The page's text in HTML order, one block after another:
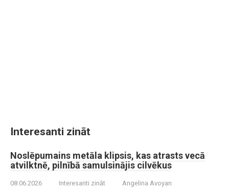
Interesanti zināt
Noslēpumains metāla klipsis, kas atrasts vecā
atvilktnē, pilnībā samulsinājis cilvēkus
08.06.2026 Interesanti zināt
Angelina Avoyan